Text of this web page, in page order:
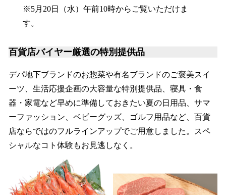
※5月20日（水）午前10時からご覧いただけま
す。
百貨店バイヤー厳選の特別提供品
デパ地下ブランドのお惣菜や有名ブランドのご褒美スイ
ーツ、生活応援企画の大容量な特別提供品、寝具・食
器・家電など早めに準備しておきたい夏の日用品、サマ
ーファッション、ベビーグッズ、ゴルフ用品など、百貨
店ならではのフルラインアップでご用意しました。スペ
シャルなコト体験もお見逃しなく。